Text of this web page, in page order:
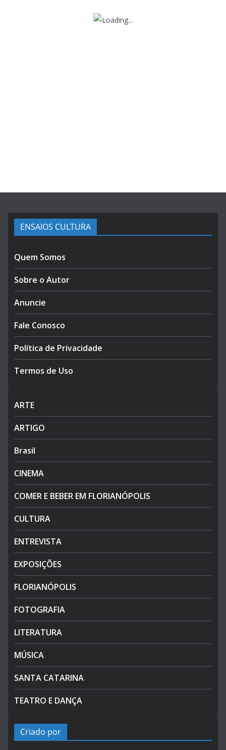
ENSAIOS CULTURA
Quem Somos
Sobre o Autor
Anuncie
Fale Conosco
Política de Privacidade
Termos de Uso
ARTE
ARTIGO
Brasil
CINEMA
COMER E BEBER EM FLORIANÓPOLIS
CULTURA
ENTREVISTA
EXPOSIÇÕES
FLORIANÓPOLIS
FOTOGRAFIA
LITERATURA
MÚSICA
SANTA CATARINA
TEATRO E DANÇA
Criado por